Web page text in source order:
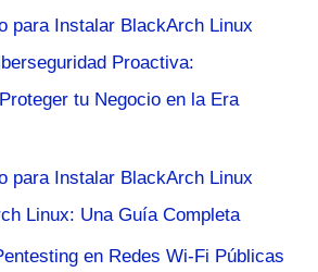
para Instalar BlackArch Linux
Proactiva:
tu Negocio en la Era
para Instalar BlackArch Linux
Linux: Una Guía Completa
en Redes Wi-Fi Públicas